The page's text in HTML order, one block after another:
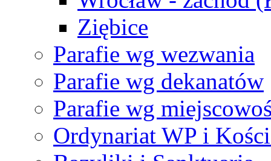
Ziębice
Parafie wg wezwania
Parafie wg dekanatów
Parafie wg
Ordynariat WP i